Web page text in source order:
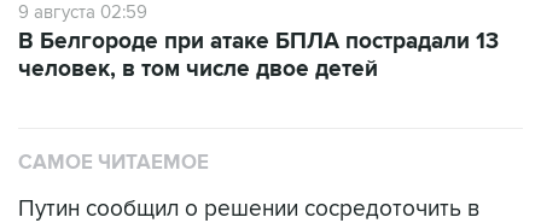
9 августа 02:59
В Белгороде при атаке БПЛА пострадали 13
человек, в том числе двое детей
САМОЕ ЧИТАЕМОЕ
Путин сообщил о решении сосредоточить в